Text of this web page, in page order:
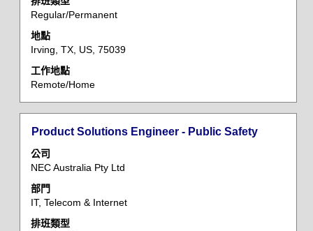
Regular/Permanent
地點
Irving, TX, US, 75039
工作地點
Remote/Home
視
工
作
訊
內
容。
標
題
Product Solutions Engineer - Public Safety
公司
NEC Australia Pty Ltd
部門
IT, Telecom & Internet
排班類型
選
取
空
列
以
檢